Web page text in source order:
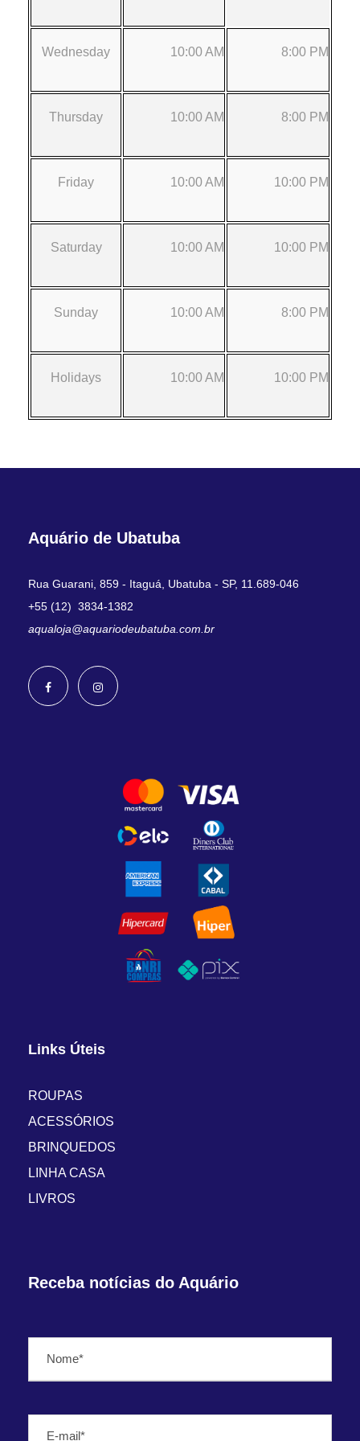
Wednesday 10:00 AM 8:00 PM
Thursday 10:00 AM 8:00 PM
Friday 10:00 AM 10:00 PM
Saturday 10:00 AM 10:00 PM
Sunday 10:00 AM 8:00 PM
Holidays 10:00 AM 10:00 PM
Aquário de Ubatuba
Rua Guarani, 859 - Itaguá, Ubatuba - SP, 11.689-046
+55 (12) 3834-1382
aqualoja@aquariodeubatuba.com.br
Links Úteis
ROUPAS
ACESSÓRIOS
BRINQUEDOS
LINHA CASA
LIVROS
Receba notícias do Aquário